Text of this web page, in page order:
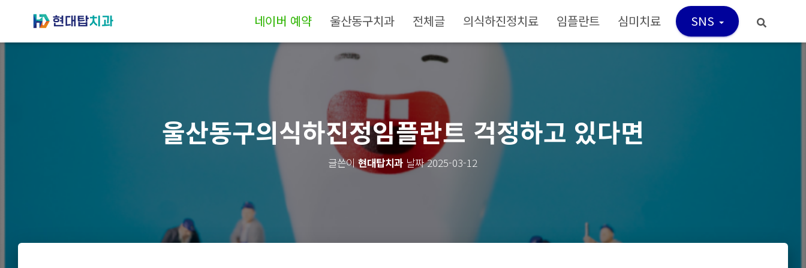
네이버 예약 울산동구치과 전체글 의식하진정치료 임플란트 심미치료 SNS
울산동구의식하진정임플란트 걱정하고 있다면
글쓴이현대탑치과 날짜2025-03-12